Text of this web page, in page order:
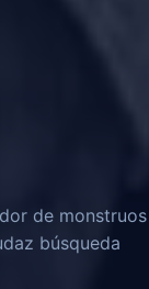
de monstruos
búsqueda